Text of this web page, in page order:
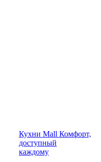
Кухни Mall Комфорт,
доступный
каждому